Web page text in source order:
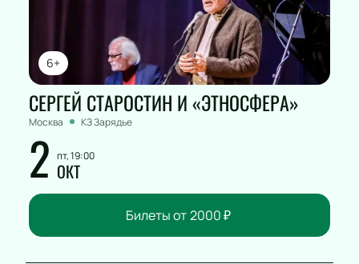
6+
СЕРГЕЙ СТАРОСТИН И «ЭТНОСФЕРА»
Москва КЗ Зарядье
2 пт, 19:00
ОКТ
Билеты от 2000₽